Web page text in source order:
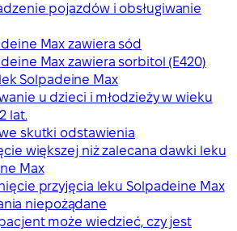
pojazdów i obsługiwanie
Max zawiera sód
Max zawiera sorbitol (E420)
Solpadeine Max
u dzieci i młodzieży w wieku
lat.
skutki odstawienia
większej niż zalecana dawki leku
Max
przyjęcia leku Solpadeine Max
niepożądane
może wiedzieć, czy jest